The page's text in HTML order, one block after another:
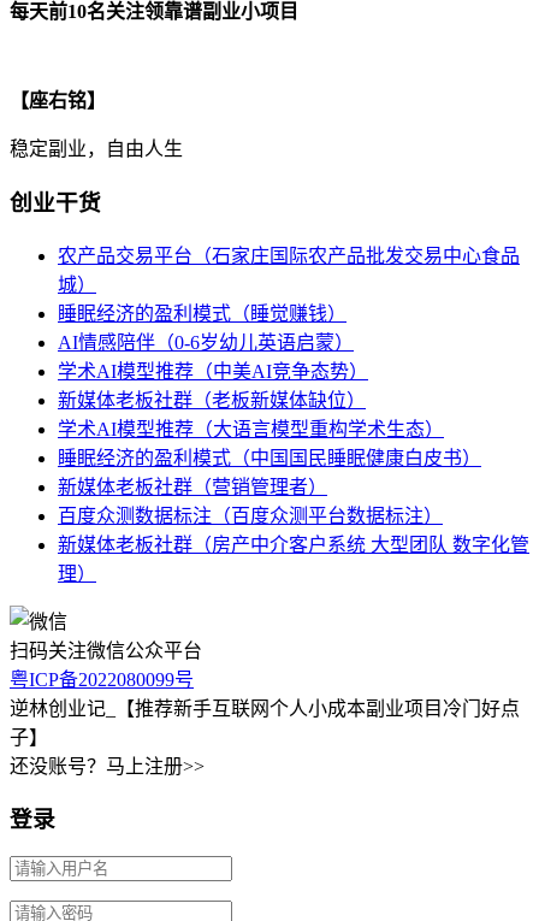
每天前10名关注领靠谱副业小项目
【座右铭】
稳定副业，自由人生
创业干货
农产品交易平台（石家庄国际农产品批发交易中心食品
城）
睡眠经济的盈利模式（睡觉赚钱）
AI情感陪伴（0-6岁幼儿英语启蒙）
学术AI模型推荐（中美AI竞争态势）
新媒体老板社群（老板新媒体缺位）
学术AI模型推荐（大语言模型重构学术生态）
睡眠经济的盈利模式（中国国民睡眠健康白皮书）
新媒体老板社群（营销管理者）
百度众测数据标注（百度众测平台数据标注）
新媒体老板社群（房产中介客户系统 大型团队 数字化管
理）
扫码关注微信公众平台
粤ICP备2022080099号
逆林创业记_【推荐新手互联网个人小成本副业项目冷门好点
子】
还没账号？马上注册>>
登录